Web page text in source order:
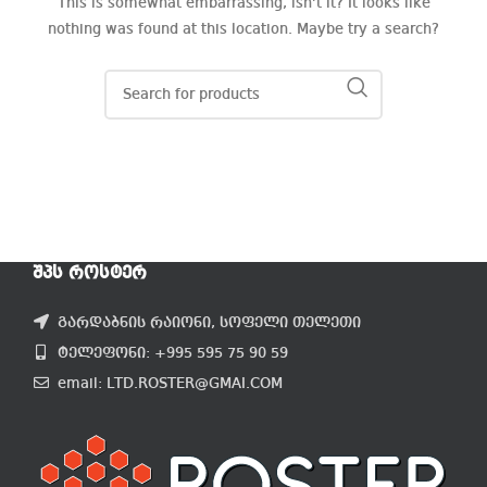
This is somewhat embarrassing, isn’t it? It looks like
nothing was found at this location. Maybe try a search?
ᲨᲞᲡ ᲠᲝᲡᲢᲔᲠ
გარდაბნის რაიონი, სოფელი თელეთი
ტელეფონი: +995 595 75 90 59
email: LTD.ROSTER@GMAI.COM